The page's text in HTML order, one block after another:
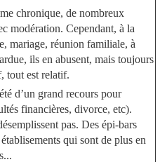
chronique, de nombreux
modération. Cependant, à la
mariage, réunion familiale, à
ils en abusent, mais toujours
tout est relatif.
d’un grand recours pour
financières, divorce, etc).
pas. Des épi-bars
qui sont de plus en